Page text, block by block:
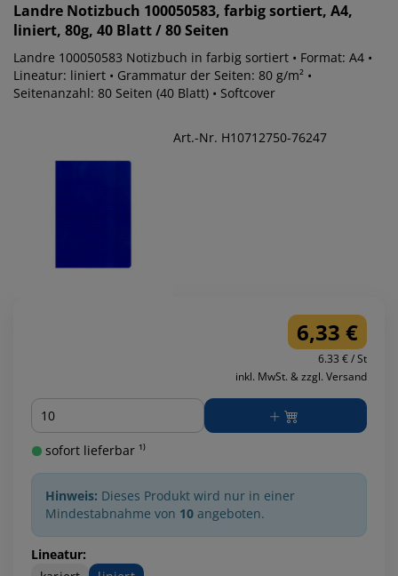
Landre Notizbuch 100050583, farbig sortiert, A4,
liniert, 80g, 40 Blatt / 80 Seiten
Landre 100050583 Notizbuch in farbig sortiert • Format: A4 •
Lineatur: liniert • Grammatur der Seiten: 80 g/m² •
Seitenanzahl: 80 Seiten (40 Blatt) • Softcover
Art.-Nr. H10712750-76247
6,33 €
6.33 € / St
inkl. MwSt. & zzgl. Versand
Menge
sofort lieferbar ¹⁾
Hinweis: Dieses Produkt wird nur in einer
Mindestabnahme von 10 angeboten.
Lineatur: